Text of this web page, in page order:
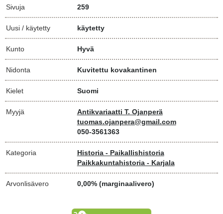
Sivuja 259
Uusi / käytetty käytetty
Kunto Hyvä
Nidonta Kuvitettu kovakantinen
Kielet Suomi
Myyjä
Antikvariaatti T. Ojanperä
tuomas.ojanpera@gmail.com
050-3561363
Kategoria
Historia - Paikallishistoria
Paikkakuntahistoria - Karjala
Arvonlisävero 0,00% (marginaalivero)